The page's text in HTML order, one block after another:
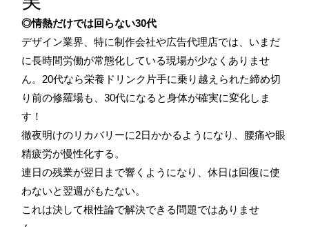
◎情熱だけでは回らない30代
デザイン業界、特に制作会社や広告代理店では、いまだ
に長時間労働が常態化している現場が少なくありませ
ん。20代なら栄養ドリンク片手に乗り越えられた締め切
り前の修羅場も、30代になると身体が確実に変化しま
す！
徹夜明けのリカバリーに2日かかるようになり、腰痛や眼
精疲労が慢性化する。
連日の残業が翌日まで響くようになり、休日は回復に使
わないと翌週がもたない。
これは決して根性論で解決できる問題ではありませ